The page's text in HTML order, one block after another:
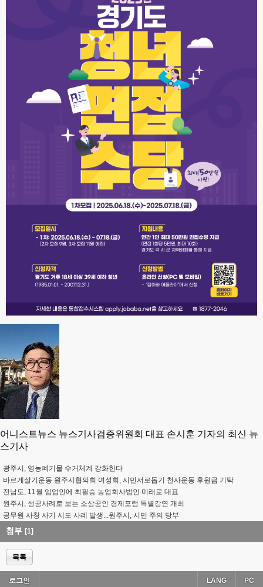
어니스트뉴스 뉴스기사검증위원회 대표 손시훈 기자의 최신 뉴
스기사
광주시, 영농폐기물 수거체계 강화한다
바르게살기운동 원주시협의회 여성회, 시민서로돕기 천사운동 후원금 기탁
전남도, 11월 임업인에 최필승 농업회사법인 미래로 대표
원주시, 성공사례로 보는 소상공인 경제포럼 특별강연 개최
공무원 사칭 사기 시도 사례 발생...원주시, 시민 주의 당부
첨부 [1]
목록
로그인 PC
LANG